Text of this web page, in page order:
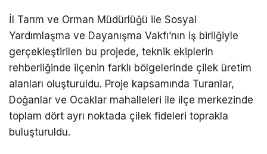
İl Tarım ve Orman Müdürlüğü ile Sosyal
Yardımlaşma ve Dayanışma Vakfı’nın iş birliğiyle
gerçekleştirilen bu projede, teknik ekiplerin
rehberliğinde ilçenin farklı bölgelerinde çilek üretim
alanları oluşturuldu. Proje kapsamında Turanlar,
Doğanlar ve Ocaklar mahalleleri ile ilçe merkezinde
toplam dört ayrı noktada çilek fideleri toprakla
buluşturuldu.